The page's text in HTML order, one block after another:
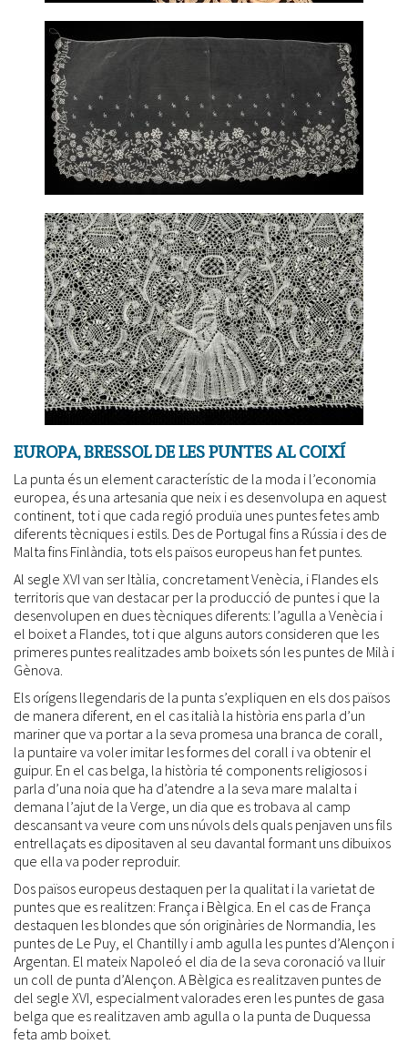
EUROPA, BRESSOL DE LES PUNTES AL COIXÍ
La punta és un element característic de la moda i l’economia
europea, és una artesania que neix i es desenvolupa en aquest
continent, tot i que cada regió produïa unes puntes fetes amb
diferents tècniques i estils. Des de Portugal fins a Rússia i des de
Malta fins Finlàndia, tots els països europeus han fet puntes.
Al segle XVI van ser Itàlia, concretament Venècia, i Flandes els
territoris que van destacar per la producció de puntes i que la
desenvolupen en dues tècniques diferents: l’agulla a Venècia i
el boixet a Flandes, tot i que alguns autors consideren que les
primeres puntes realitzades amb boixets són les puntes de Milà i
Gènova.
Els orígens llegendaris de la punta s’expliquen en els dos països
de manera diferent, en el cas italià la història ens parla d’un
mariner que va portar a la seva promesa una branca de corall,
la puntaire va voler imitar les formes del corall i va obtenir el
guipur. En el cas belga, la història té components religiosos i
parla d’una noia que ha d’atendre a la seva mare malalta i
demana l’ajut de la Verge, un dia que es trobava al camp
descansant va veure com uns núvols dels quals penjaven uns fils
entrellaçats es dipositaven al seu davantal formant uns dibuixos
que ella va poder reproduir.
Dos països europeus destaquen per la qualitat i la varietat de
puntes que es realitzen: França i Bèlgica. En el cas de França
destaquen les blondes que són originàries de Normandia, les
puntes de Le Puy, el Chantilly i amb agulla les puntes d’Alençon i
Argentan. El mateix Napoleó el dia de la seva coronació va lluir
un coll de punta d’Alençon. A Bèlgica es realitzaven puntes de
del segle XVI, especialment valorades eren les puntes de gasa
belga que es realitzaven amb agulla o la punta de Duquessa
feta amb boixet.